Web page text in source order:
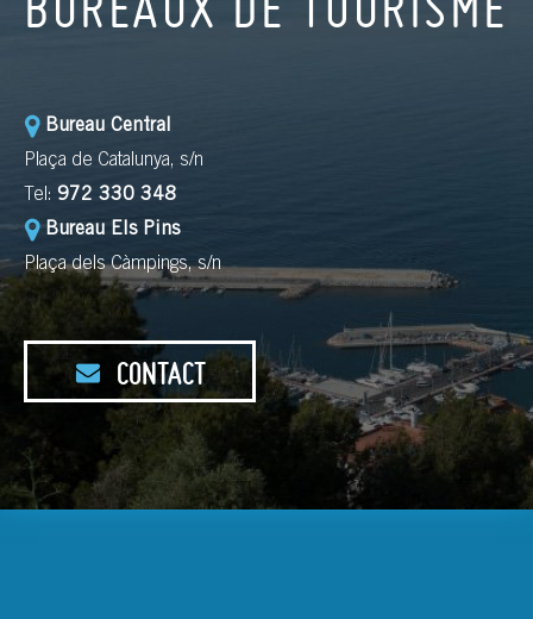
Bureau Central
Plaça de Catalunya, s/n
Tel: 972 330 348
Bureau Els Pins
Plaça dels Càmpings, s/n
CONTACT